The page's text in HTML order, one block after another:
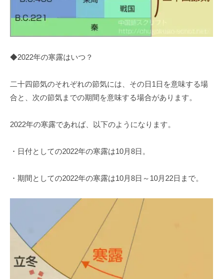
◆2022年の寒露はいつ？
二十四節気のそれぞれの節気には、その日1日を意味する場
合と、次の節気までの期間を意味する場合があります。
2022年の寒露であれば、以下のようになります。
・日付としての2022年の寒露は10月8日。
・期間としての2022年の寒露は10月8日～10月22日まで。